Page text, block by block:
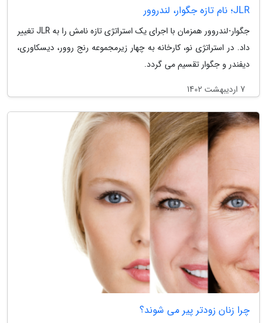
JLR؛ نام تازه جگوار، لندروور
جگوار-لندروور همزمان با اجرای یک استراتژی تازه نامش را به JLR تغییر
داد. در استراتژی نو، کارخانه به چهار زیرمجموعه رنج روور، دیسکاوری،
دیفندر و جگوار تقسیم می گردد.
7 اردیبهشت 1402
چرا زنان زودتر پیر می شوند؟